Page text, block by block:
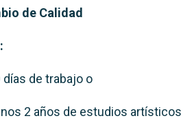
de Calidad
días de trabajo o
2 años de estudios artísticos